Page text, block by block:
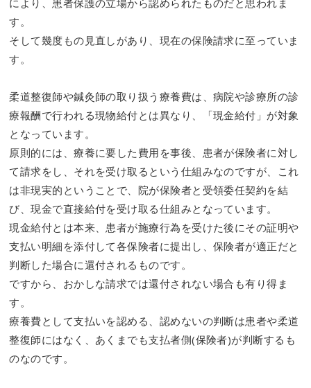
により、患者保護の立場から認められたものだと思われま
す。
そして幾度もの見直しがあり、現在の保険請求に至っていま
す。
柔道整復師や鍼灸師の取り扱う療養費は、病院や診療所の診
療報酬で行われる現物給付とは異なり、「現金給付」が対象
となっています。
原則的には、療養に要した費用を事後、患者が保険者に対し
て請求をし、それを受け取るという仕組みなのですが、これ
は非現実的ということで、院が保険者と受領委任契約を結
び、現金で直接給付を受け取る仕組みとなっています。
現金給付とは本来、患者が施療行為を受けた後にその証明や
支払い明細を添付して各保険者に提出し、保険者が適正だと
判断した場合に還付されるものです。
ですから、おかしな請求では還付されない場合も有り得ま
す。
療養費として支払いを認める、認めないの判断は患者や柔道
整復師にはなく、あくまでも支払者側(保険者)が判断するも
のなのです。